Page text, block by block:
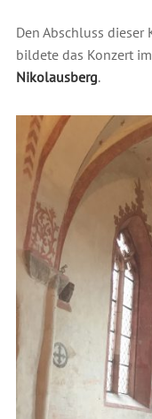
Den Abschluss dieser
bildete das Konzert
Nikolausberg.